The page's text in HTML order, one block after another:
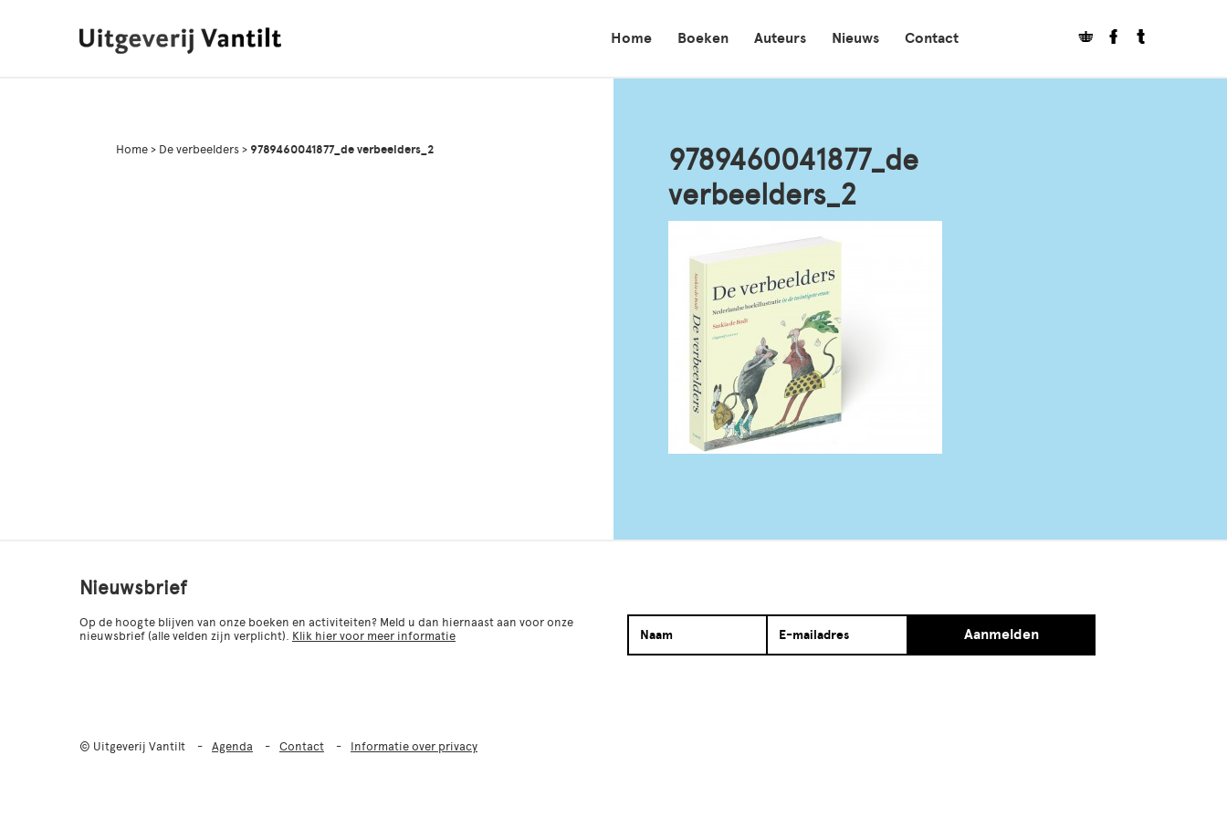
Home Boeken Auteurs Nieuws Contact
Home > De verbeelders > 9789460041877_de verbeelders_2
9789460041877_de
verbeelders_2
Nieuwsbrief
Op de hoogte blijven van onze boeken en activiteiten? Meld u dan hiernaast aan voor onze
nieuwsbrief (alle velden zijn verplicht). Klik hier voor meer informatie Aanmelden
© Uitgeverij Vantilt Agenda Contact Informatie over privacy